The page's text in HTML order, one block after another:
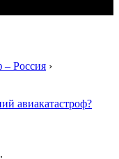
– Россия ›
авиакатастроф?